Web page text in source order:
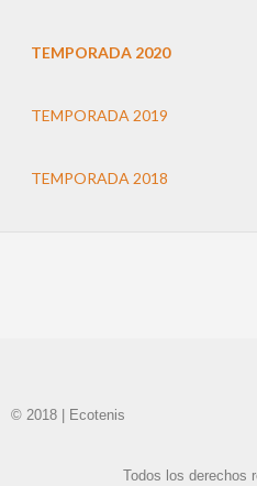
TEMPORADA 2020
TEMPORADA 2019
TEMPORADA 2018
© 2018 | Ecotenis
Todos los derechos